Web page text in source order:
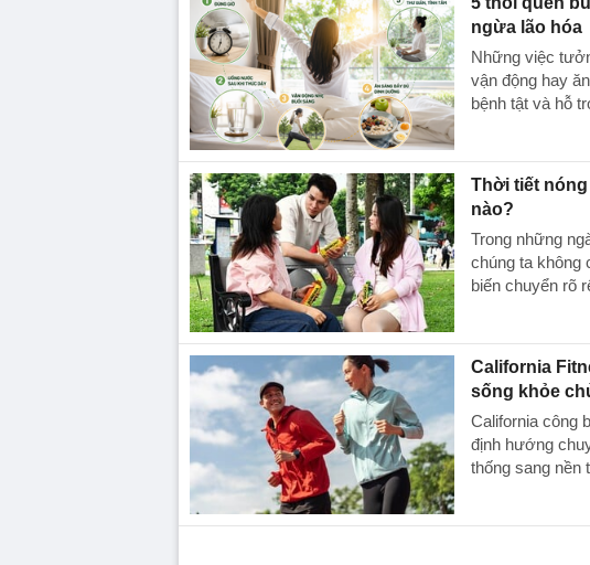
bệnh tật và hỗ
Thời tiết
Trong những
chúng ta không
biến chuyển rõ
California
California công
định hướng
thống sang nền